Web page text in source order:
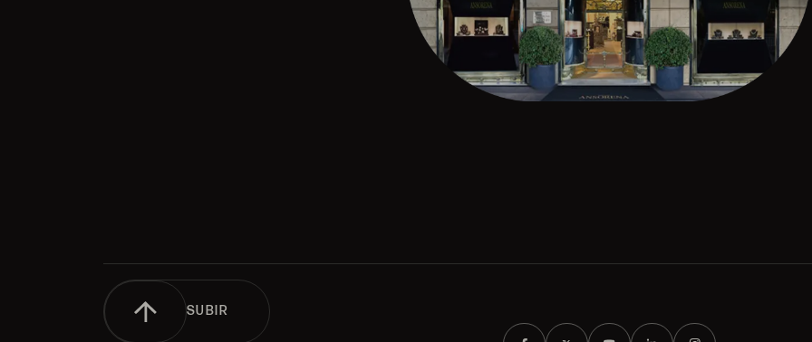
SUBIR